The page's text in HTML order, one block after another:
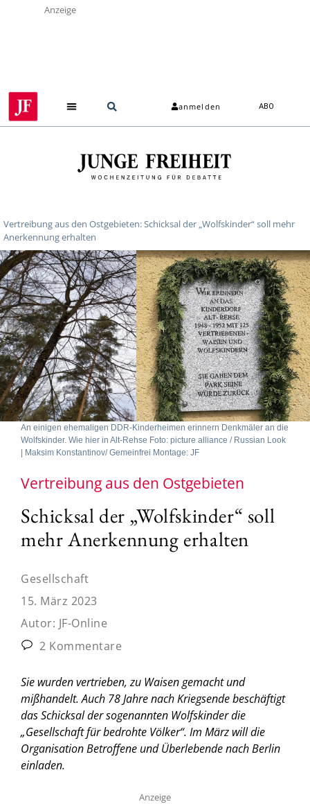
Anzeige
anmelden ABO
Vertreibung aus den Ostgebieten: Schicksal der „Wolfskinder“ soll mehr
Anerkennung erhalten
An einigen ehemaligen DDR-Kinderheimen erinnern Denkmäler an die
Wolfskinder. Wie hier in Alt-Rehse Foto: picture alliance / Russian Look
| Maksim Konstantinov/ Gemeinfrei Montage: JF
Vertreibung aus den Ostgebieten
Schicksal der „Wolfskinder“ soll
mehr Anerkennung erhalten
Gesellschaft
15. März 2023
Autor: JF-Online
2 Kommentare
Sie wurden vertrieben, zu Waisen gemacht und
mißhandelt. Auch 78 Jahre nach Kriegsende beschäftigt
das Schicksal der sogenannten Wolfskinder die
„Gesellschaft für bedrohte Völker“. Im März will die
Organisation Betroffene und Überlebende nach Berlin
einladen.
Anzeige